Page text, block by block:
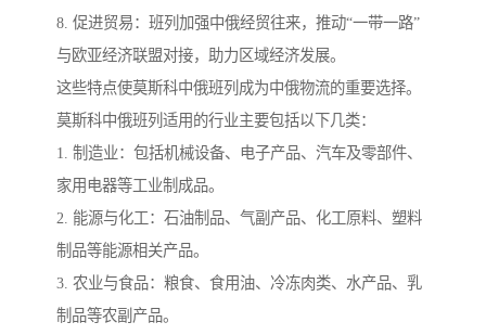
8. 促进贸易：班列加强中俄经贸往来，推动“一带一路”
与欧亚经济联盟对接，助力区域经济发展。
这些特点使莫斯科中俄班列成为中俄物流的重要选择。
莫斯科中俄班列适用的行业主要包括以下几类：
1. 制造业：包括机械设备、电子产品、汽车及零部件、
家用电器等工业制成品。
2. 能源与化工：石油制品、气副产品、化工原料、塑料
制品等能源相关产品。
3. 农业与食品：粮食、食用油、冷冻肉类、水产品、乳
制品等农副产品。